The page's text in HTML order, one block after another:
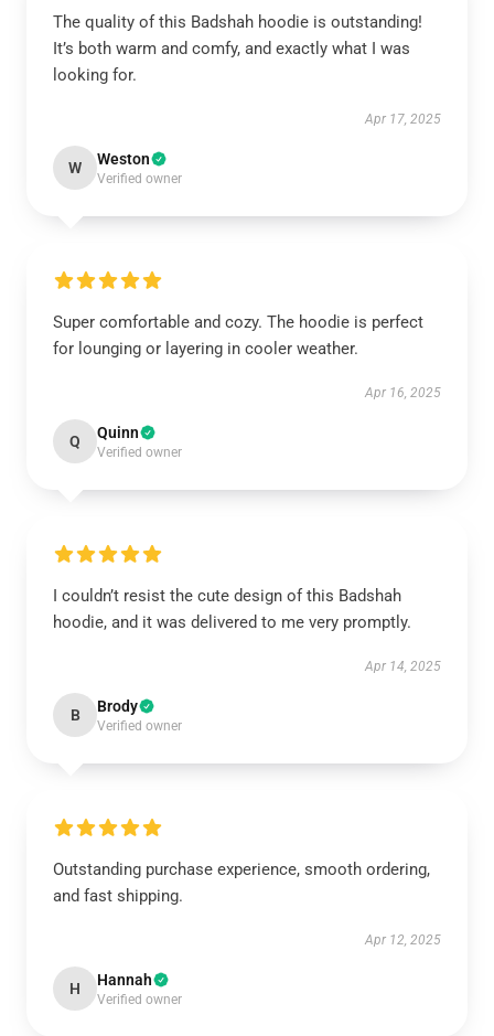
The quality of this Badshah hoodie is outstanding!
It’s both warm and comfy, and exactly what I was
looking for.
Apr 17, 2025
W Weston
Verified owner
Super comfortable and cozy. The hoodie is perfect
for lounging or layering in cooler weather.
Apr 16, 2025
Q Quinn
Verified owner
I couldn’t resist the cute design of this Badshah
hoodie, and it was delivered to me very promptly.
Apr 14, 2025
B Brody
Verified owner
Outstanding purchase experience, smooth ordering,
and fast shipping.
Apr 12, 2025
H Hannah
Verified owner